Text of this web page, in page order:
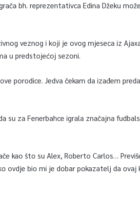
bh. reprezentativca Edina Džeku
veznog i koji je ovog mjeseca iz
u predstojećoj sezoni.
porodice. Jedva čekam da izađem
su za Fenerbahce igrala značajna
kao što su Alex, Roberto Carlos…
ovdje bio mi je dobar pokazatelj da